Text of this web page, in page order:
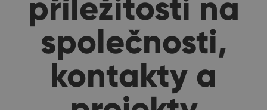
společnosti,
kontakty a